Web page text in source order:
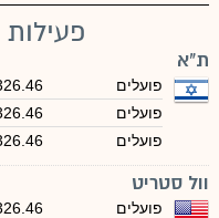
פעילות
ת"א
פועלים
פועלים
פועלים
וול סטריט
פועלים